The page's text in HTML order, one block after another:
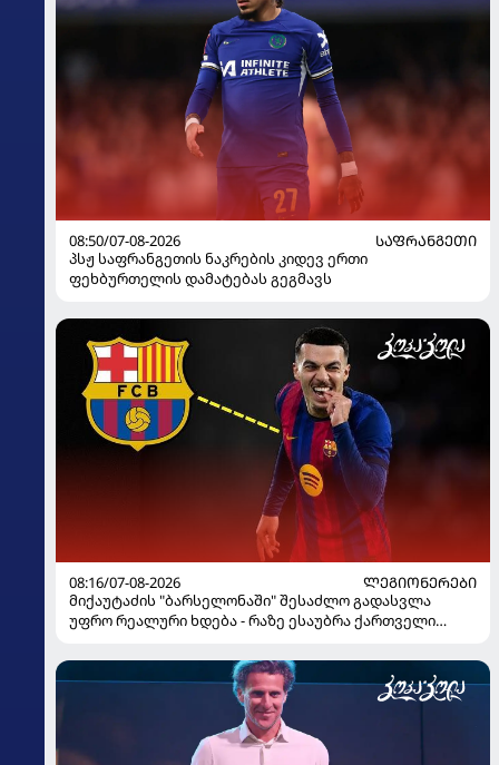
08:50/07-08-2026
ᲡᲐᲤᲠᲐᲜᲒᲔᲗᲘ
პსჟ საფრანგეთის ნაკრების კიდევ ერთი
ფეხბურთელის დამატებას გეგმავს
08:16/07-08-2026
ᲚᲔᲒᲘᲝᲜᲔᲠᲔᲑᲘ
მიქაუტაძის "ბარსელონაში" შესაძლო გადასვლა
უფრო რეალური ხდება - რაზე ესაუბრა ქართველი